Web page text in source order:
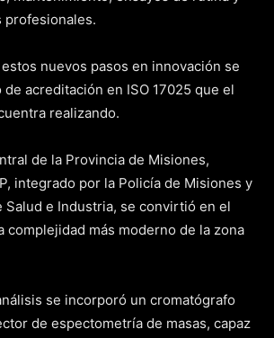
profesionales.
nuevos pasos en innovación se
acreditación en ISO 17025 que el
realizando.
de la Provincia de Misiones,
integrado por la Policía de Misiones y
Salud e Industria, se convirtió en el
complejidad más moderno de la zona
se incorporó un cromatógrafo
de espectometría de masas, capaz